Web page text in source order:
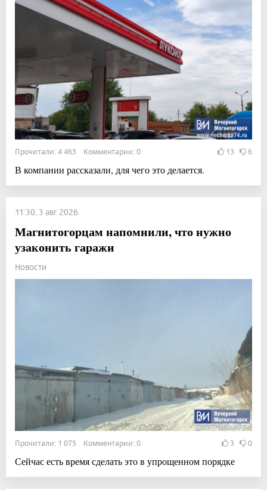
Прочитали: 4 463 Комментарии: 0 13 6
В компании рассказали, для чего это делается.
11:30, 3 авг 2026
Магнитогорцам напомнили, что нужно
узаконить гаражи
Новости
Прочитали: 1 075 Комментарии: 0 3 0
Сейчас есть время сделать это в упрощенном порядке